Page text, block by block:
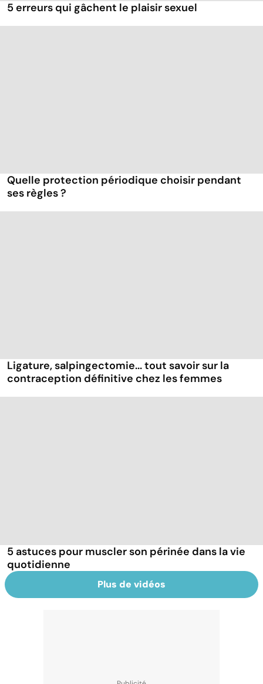
5 erreurs qui gâchent le plaisir sexuel
Quelle protection périodique choisir pendant
ses règles ?
Ligature, salpingectomie... tout savoir sur la
contraception définitive chez les femmes
5 astuces pour muscler son périnée dans la vie
quotidienne
Plus de vidéos